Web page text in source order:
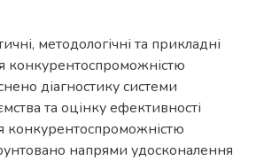
методологічні та прикладні
конкурентоспроможністю
діагностику системи
та оцінку ефективності
конкурентоспроможністю
напрями удосконалення